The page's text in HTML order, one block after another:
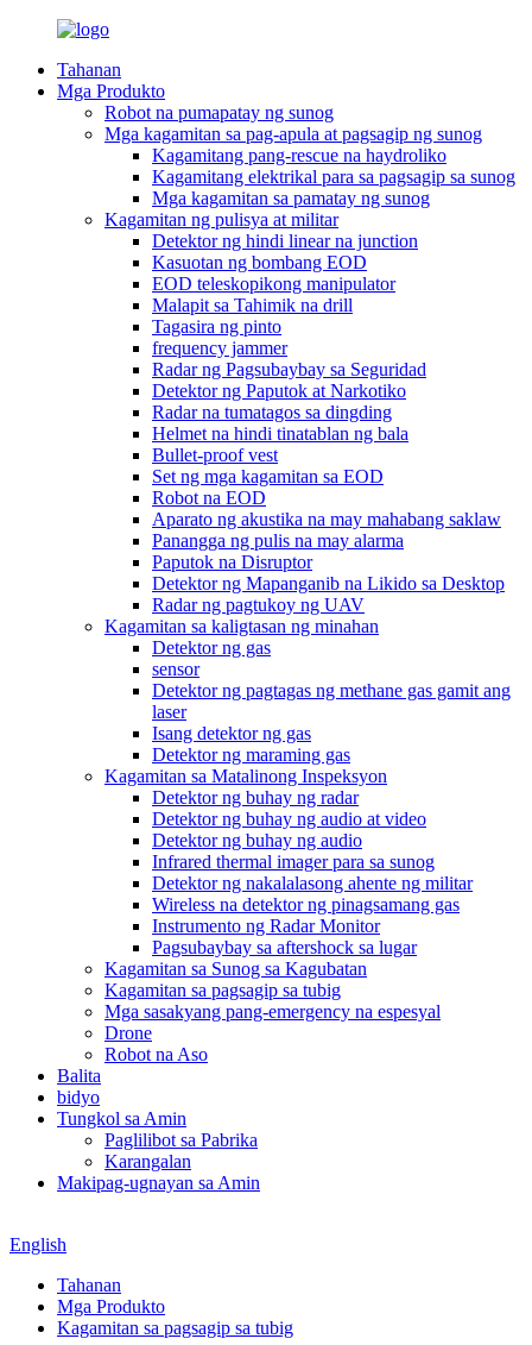
Tahanan
Mga Produkto
Robot na pumapatay ng sunog
Mga kagamitan sa pag-apula at pagsagip ng sunog
Kagamitang pang-rescue na haydroliko
Kagamitang elektrikal para sa pagsagip sa sunog
Mga kagamitan sa pamatay ng sunog
Kagamitan ng pulisya at militar
Detektor ng hindi linear na junction
Kasuotan ng bombang EOD
EOD teleskopikong manipulator
Malapit sa Tahimik na drill
Tagasira ng pinto
frequency jammer
Radar ng Pagsubaybay sa Seguridad
Detektor ng Paputok at Narkotiko
Radar na tumatagos sa dingding
Helmet na hindi tinatablan ng bala
Bullet-proof vest
Set ng mga kagamitan sa EOD
Robot na EOD
Aparato ng akustika na may mahabang saklaw
Panangga ng pulis na may alarma
Paputok na Disruptor
Detektor ng Mapanganib na Likido sa Desktop
Radar ng pagtukoy ng UAV
Kagamitan sa kaligtasan ng minahan
Detektor ng gas
sensor
Detektor ng pagtagas ng methane gas gamit ang
laser
Isang detektor ng gas
Detektor ng maraming gas
Kagamitan sa Matalinong Inspeksyon
Detektor ng buhay ng radar
Detektor ng buhay ng audio at video
Detektor ng buhay ng audio
Infrared thermal imager para sa sunog
Detektor ng nakalalasong ahente ng militar
Wireless na detektor ng pinagsamang gas
Instrumento ng Radar Monitor
Pagsubaybay sa aftershock sa lugar
Kagamitan sa Sunog sa Kagubatan
Kagamitan sa pagsagip sa tubig
Mga sasakyang pang-emergency na espesyal
Drone
Robot na Aso
Balita
bidyo
Tungkol sa Amin
Paglilibot sa Pabrika
Karangalan
Makipag-ugnayan sa Amin
English
Tahanan
Mga Produkto
Kagamitan sa pagsagip sa tubig